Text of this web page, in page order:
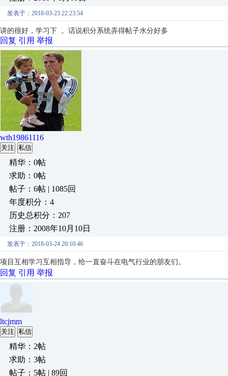
发表于：2018-03-23 22:23:54
讲的很好，学习下 。话说积分系统弄得帖子水分好多
回复 引用 举报
wth19861116
关注 私信
精华：0帖
求助：0帖
帖子：6帖 | 1085回
年度积分：4
历史总积分：207
注册：2008年10月10日
发表于：2018-03-24 20:10:46
项目互相学习互相指导，给一直奋斗在电气行业的朋友们。
回复 引用 举报
ltcjmm
关注 私信
精华：2帖
求助：3帖
帖子：5帖 | 89回